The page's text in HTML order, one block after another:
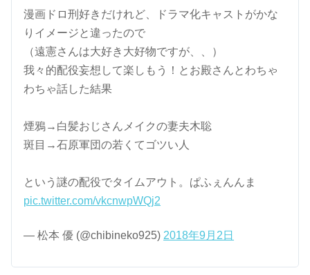
漫画ドロ刑好きだけれど、ドラマ化キャストがかな
りイメージと違ったので
（遠憲さんは大好き大好物ですが、、）
我々的配役妄想して楽しもう！とお殿さんとわちゃ
わちゃ話した結果
煙鴉→白髪おじさんメイクの妻夫木聡
斑目→石原軍団の若くてゴツい人
という謎の配役でタイムアウト。ぱふぇんんま
pic.twitter.com/vkcnwpWQj2
— 松本 優 (@chibineko925)2018年9月2日